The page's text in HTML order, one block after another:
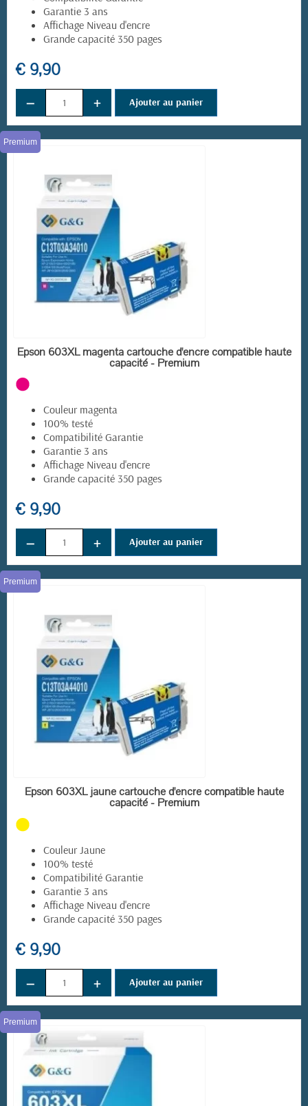
Garantie 3 ans
Affichage Niveau d'encre
Grande capacité 350 pages
€ 9,90
− + Ajouter au panier
EN STOCK
Premium
Epson 603XL magenta cartouche d'encre compatible haute
capacité - Premium
Couleur magenta
100% testé
Compatibilité Garantie
Garantie 3 ans
Affichage Niveau d'encre
Grande capacité 350 pages
€ 9,90
− + Ajouter au panier
EN STOCK
Premium
Epson 603XL jaune cartouche d'encre compatible haute
capacité - Premium
Couleur Jaune
100% testé
Compatibilité Garantie
Garantie 3 ans
Affichage Niveau d'encre
Grande capacité 350 pages
€ 9,90
− + Ajouter au panier
Premium